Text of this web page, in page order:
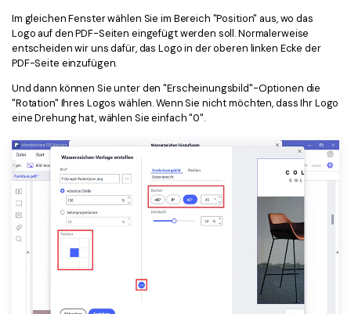
Im gleichen Fenster wählen Sie im Bereich "Position" aus, wo das
Logo auf den PDF-Seiten eingefügt werden soll. Normalerweise
entscheiden wir uns dafür, das Logo in der oberen linken Ecke der
PDF-Seite einzufügen.
Und dann können Sie unter den "Erscheinungsbild"-Optionen die
"Rotation" Ihres Logos wählen. Wenn Sie nicht möchten, dass Ihr Logo
eine Drehung hat, wählen Sie einfach "0".